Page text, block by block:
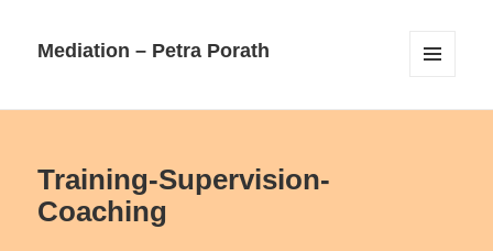
Mediation – Petra Porath
Training-Supervision-
Coaching